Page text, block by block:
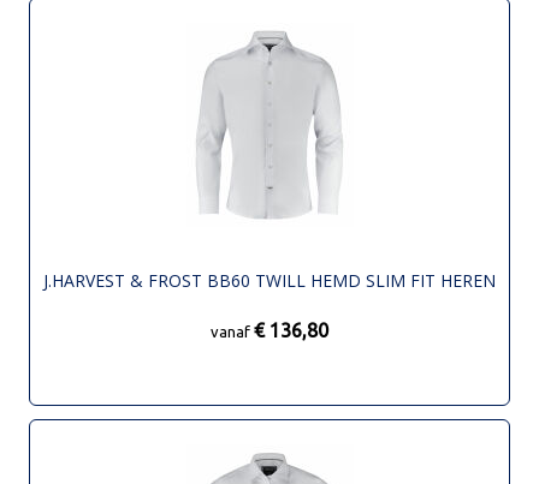
J.HARVEST & FROST BB60 TWILL HEMD SLIM FIT HEREN
vanaf € 136,80